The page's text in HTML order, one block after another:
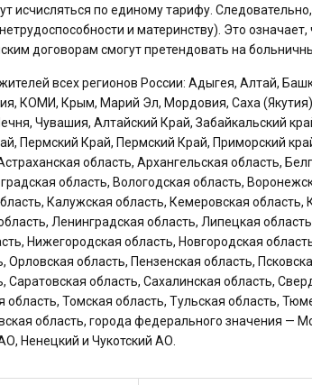
исчисляться по единому тарифу.
и материнству). Это
договорам смогут претендовать на
всех регионов России: Адыгея, Алтай,
КОМИ, Крым, Марий Эл, Мордовия, Саха
Чувашия, Алтайский Край, Забайкальский
Пермский Край, Пермский Край, Приморский
область, Архангельская область,
область, Вологодская область,
Калужская область, Кемеровская область,
Ленинградская область, Липецкая
Нижегородская область, Новгородская
область, Пензенская область,
Саратовская область, Сахалинская область,
область, Томская область, Тульская область,
область, города федерального значения —
Ненецкий и Чукотский АО.